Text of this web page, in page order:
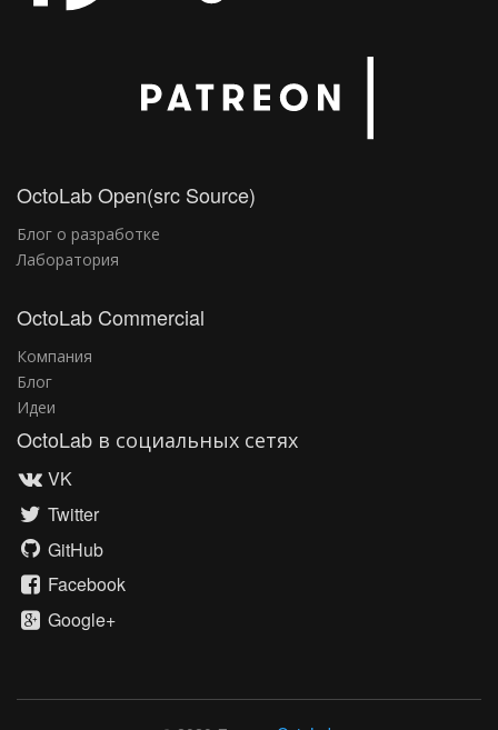
OctoLab Open(src Source)
Блог о разработке
Лаборатория
OctoLab Commercial
Компания
Блог
Идеи
OctoLab в социальных сетях
VK
Twitter
GitHub
Facebook
Google+